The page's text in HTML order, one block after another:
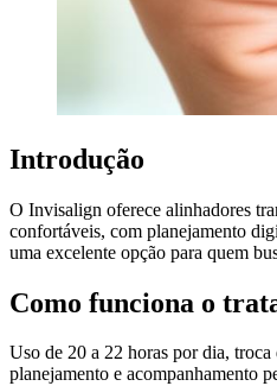
Introdução
O Invisalign oferece alinhadores
confortáveis, com planejamento
uma excelente opção para quem
Como funciona o
Uso de 20 a 22 horas por dia,
planejamento e acompanhamento